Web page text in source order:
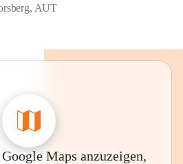
AUT
Maps anzuzeigen,